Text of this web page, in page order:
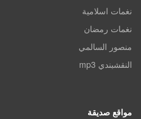
نغمات اسلامية
نغمات رمضان
منصور السالمي
النقشبندي mp3
مواقع صديقة